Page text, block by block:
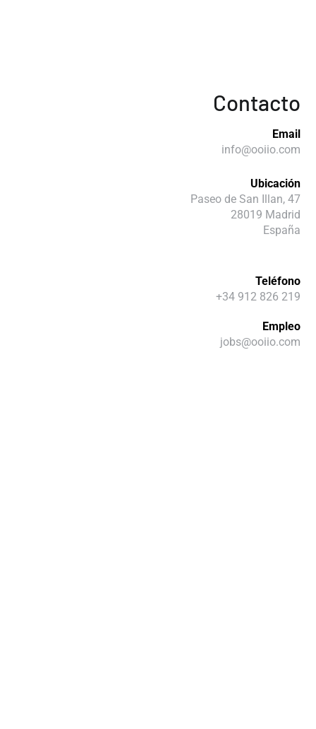
Contacto
Email
info@ooiio.com
Ubicación
Paseo de San Illan, 47
28019 Madrid
España
Teléfono
+34 912 826 219
Empleo
jobs@ooiio.com